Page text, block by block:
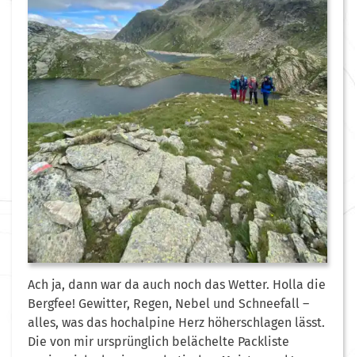
Ach ja, dann war da auch noch das Wetter. Holla die
Bergfee! Gewitter, Regen, Nebel und Schneefall –
alles, was das hochalpine Herz höherschlagen lässt.
Die von mir ursprünglich belächelte Packliste